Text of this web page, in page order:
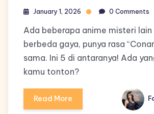
January 1, 2026 0 Comments
Ada beberapa anime misteri lain
berbeda gaya, punya rasa
sama. Ini 5 di antaranya! Ada
kamu tonton?
Read More